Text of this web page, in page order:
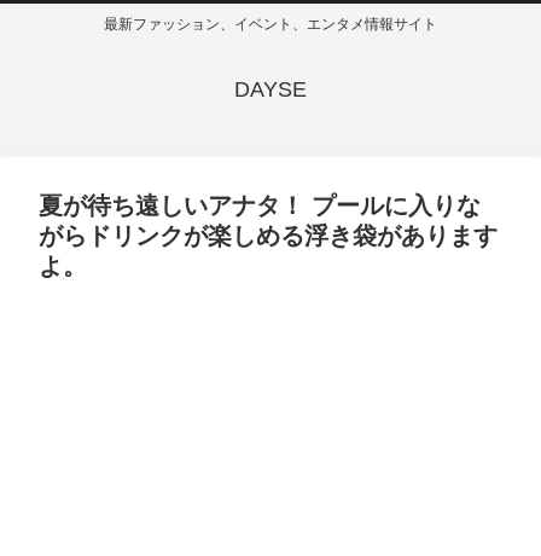
最新ファッション、イベント、エンタメ情報サイト
DAYSE
夏が待ち遠しいアナタ！ プールに入りな
がらドリンクが楽しめる浮き袋があります
よ。